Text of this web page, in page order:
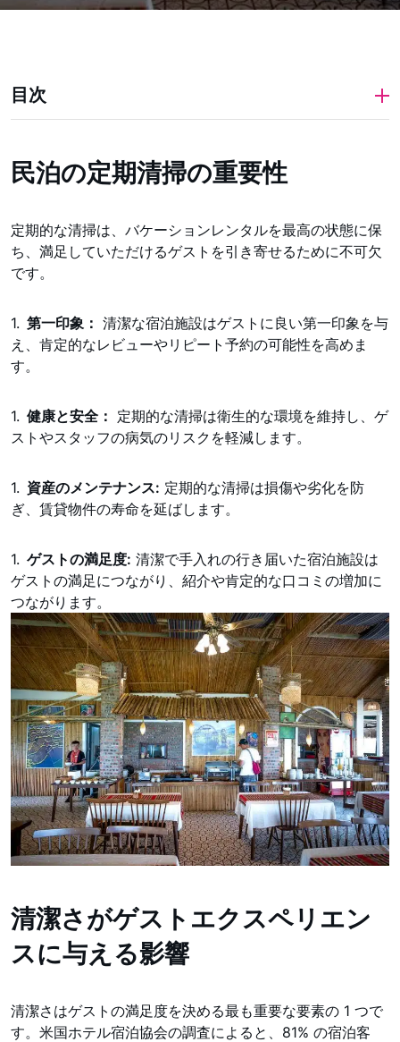
目次
民泊の定期清掃の重要性
定期的な清掃は、バケーションレンタルを最高の状態に保
ち、満足していただけるゲストを引き寄せるために不可欠
です。
第一印象： 清潔な宿泊施設はゲストに良い第一印象を与
え、肯定的なレビューやリピート予約の可能性を高めま
す。
健康と安全： 定期的な清掃は衛生的な環境を維持し、ゲ
ストやスタッフの病気のリスクを軽減します。
資産のメンテナンス: 定期的な清掃は損傷や劣化を防
ぎ、賃貸物件の寿命を延ばします。
ゲストの満足度: 清潔で手入れの行き届いた宿泊施設は
ゲストの満足につながり、紹介や肯定的な口コミの増加に
つながります。
清潔さがゲストエクスペリエン
スに与える影響
清潔さはゲストの満足度を決める最も重要な要素の 1 つで
す。米国ホテル宿泊協会の調査によると、81% の宿泊客